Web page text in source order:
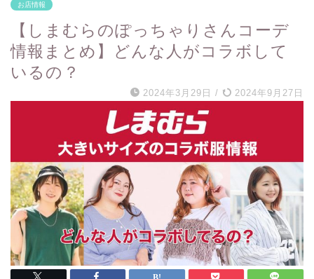
お店情報
【しまむらのぽっちゃりさんコーデ
情報まとめ】どんな人がコラボして
いるの？
2024年3月29日 / 2024年9月27日